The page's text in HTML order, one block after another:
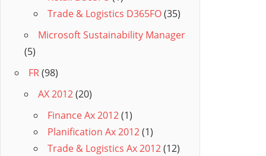
Trade & Logistics D365FO(35)
Microsoft Sustainability Manager
(5)
FR(98)
AX 2012(20)
Finance Ax 2012(1)
Planification Ax 2012(1)
Trade & Logistics Ax 2012(12)